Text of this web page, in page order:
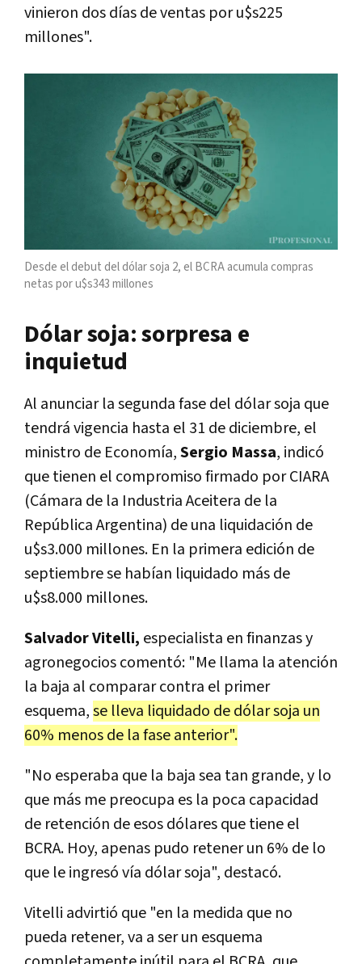
vinieron dos días de ventas por u$s225
millones".
Desde el debut del dólar soja 2, el BCRA acumula compras
netas por u$s343 millones
Dólar soja: sorpresa e
inquietud
Al anunciar la segunda fase del dólar soja que
tendrá vigencia hasta el 31 de diciembre, el
ministro de Economía,Sergio Massa, indicó
que tienen el compromiso firmado por CIARA
(Cámara de la Industria Aceitera de la
República Argentina) de una liquidación de
u$s3.000 millones. En la primera edición de
septiembre se habían liquidado más de
u$s8.000 millones.
Salvador Vitelli, especialista en finanzas y
agronegocios comentó: "Me llama la atención
la baja al comparar contra el primer
esquema,se lleva liquidado de dólar soja un
60% menos de la fase anterior".
"No esperaba que la baja sea tan grande, y lo
que más me preocupa es la poca capacidad
de retención de esos dólares que tiene el
BCRA. Hoy, apenas pudo retener un 6% de lo
que le ingresó vía dólar soja", destacó.
Vitelli advirtió que "en la medida que no
pueda retener, va a ser un esquema